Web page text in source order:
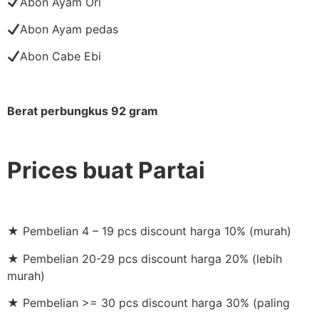
Abon Ayam pedas
Abon Cabe Ebi
Berat perbungkus 92 gram
Prices buat Partai
★ Pembelian 4 – 19 pcs discount harga 10% (murah)
★ Pembelian 20-29 pcs discount harga 20% (lebih
murah)
★ Pembelian >= 30 pcs discount harga 30% (paling